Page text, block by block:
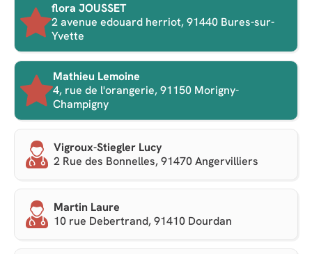
flora JOUSSET
2 avenue edouard herriot, 91440 Bures-sur-
Yvette
Mathieu Lemoine
4, rue de l'orangerie, 91150 Morigny-
Champigny
Vigroux-Stiegler Lucy
2 Rue des Bonnelles, 91470 Angervilliers
Martin Laure
10 rue Debertrand, 91410 Dourdan